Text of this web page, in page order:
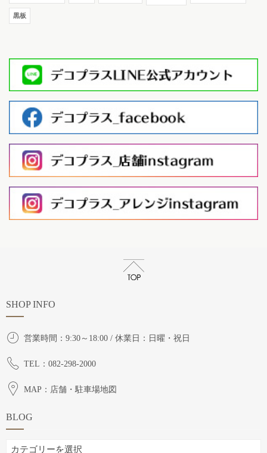
黒板
SHOP INFO
営業時間：9:30～18:00 / 休業日：日曜・祝日
TEL：082-298-2000
MAP：店舗・駐車場地図
BLOG
BLOG